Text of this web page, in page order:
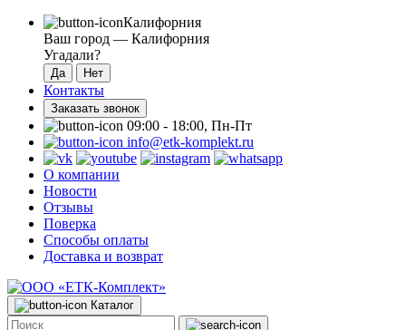
Калифорния
Ваш город — Калифорния
Угадали?
Контакты
Заказать звонок
09:00 - 18:00, Пн-Пт
info@etk-komplekt.ru
О компании
Новости
Отзывы
Поверка
Способы оплаты
Доставка и возврат
Каталог